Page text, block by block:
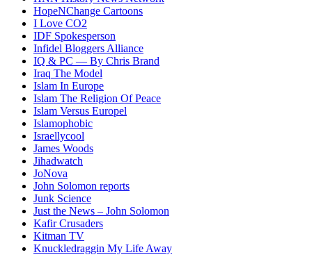
HopeNChange Cartoons
I Love CO2
IDF Spokesperson
Infidel Bloggers Alliance
IQ & PC — By Chris Brand
Iraq The Model
Islam In Europe
Islam The Religion Of Peace
Islam Versus Europel
Islamophobic
Israellycool
James Woods
Jihadwatch
JoNova
John Solomon reports
Junk Science
Just the News – John Solomon
Kafir Crusaders
Kitman TV
Knuckledraggin My Life Away